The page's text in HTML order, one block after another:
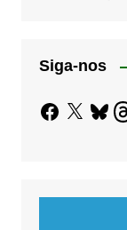
Siga-nos
Facebook
X